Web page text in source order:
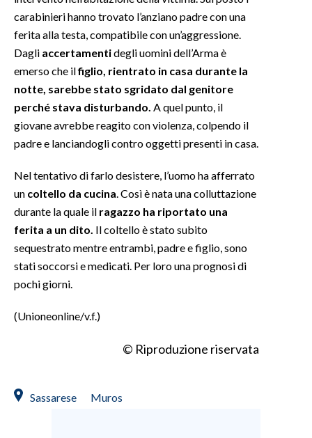
INFO AZIENDE
ABBONATI
ANNUNCI
PUBBLICITÀ
SPIAGGE
STORE
carabinieri hanno trovato l’anziano padre con una
ferita alla testa, compatibile con un’aggressione.
Dagli accertamentidegli uomini dell’Arma è
emerso che ilfiglio, rientrato in casa durante la
notte, sarebbe stato sgridato dal genitore
perché stava disturbando. A quel punto, il
giovane avrebbe reagito con violenza, colpendo il
padre e lanciandogli contro oggetti presenti in casa.
Nel tentativo di farlo desistere, l’uomo ha afferrato
un coltello da cucina . Così è nata una colluttazione
durante la quale il ragazzo ha riportato una
ferita a un dito. Il coltello è stato subito
sequestrato mentre entrambi, padre e figlio, sono
stati soccorsi e medicati. Per loro una prognosi di
pochi giorni.
(Unioneonline/v.f.)
© Riproduzione riservata
Sassarese Muros